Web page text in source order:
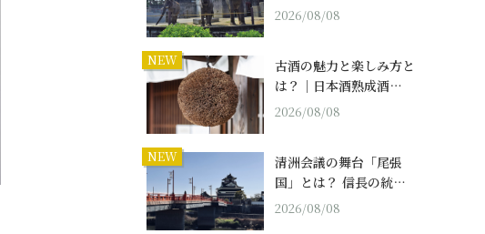
2026/08/08
NEW
古酒の魅力と楽しみ方と
は？｜日本酒熟成酒…
2026/08/08
NEW
清洲会議の舞台「尾張
国」とは？ 信長の統…
2026/08/08